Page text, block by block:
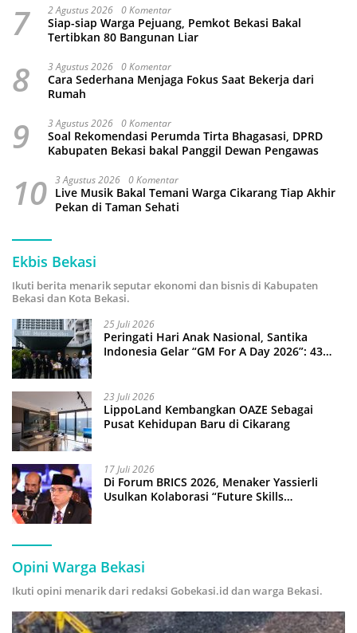
7 2 Agustus 2026 0 Komentar
Siap-siap Warga Pejuang, Pemkot Bekasi Bakal
Tertibkan 80 Bangunan Liar
8 3 Agustus 2026 0 Komentar
Cara Sederhana Menjaga Fokus Saat Bekerja dari
Rumah
9 3 Agustus 2026 0 Komentar
Soal Rekomendasi Perumda Tirta Bhagasasi, DPRD
Kabupaten Bekasi bakal Panggil Dewan Pengawas
10 3 Agustus 2026 0 Komentar
Live Musik Bakal Temani Warga Cikarang Tiap Akhir
Pekan di Taman Sehati
Ekbis Bekasi
Ikuti berita menarik seputar ekonomi dan bisnis di Kabupaten
Bekasi dan Kota Bekasi.
25 Juli 2026
Peringati Hari Anak Nasional, Santika
Indonesia Gelar “GM For A Day 2026”: 43
23 Juli 2026
LippoLand Kembangkan OAZE Sebagai
Pusat Kehidupan Baru di Cikarang
17 Juli 2026
Di Forum BRICS 2026, Menaker Yassierli
Usulkan Kolaborasi “Future Skills
Opini Warga Bekasi
Ikuti opini menarik dari redaksi Gobekasi.id dan warga Bekasi.